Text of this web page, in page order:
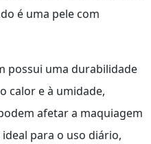
é uma pele com
possui uma durabilidade
calor e à umidade,
afetar a maquiagem
para o uso diário,